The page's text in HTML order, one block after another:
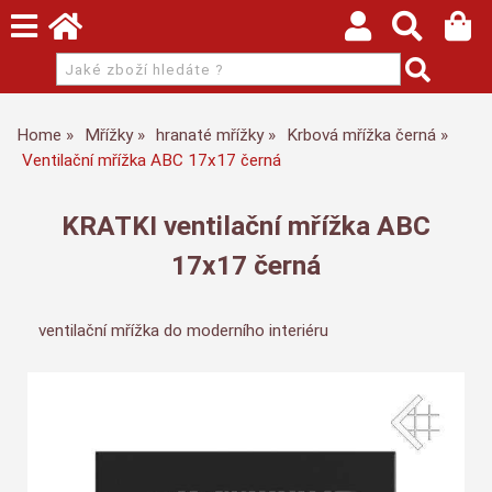
Home Mřížky hranaté mřížky
Krbová mřížka černá
Ventilační mřížka ABC 17x17 černá
KRATKI ventilační mřížka ABC
17x17 černá
ventilační mřížka do moderního interiéru